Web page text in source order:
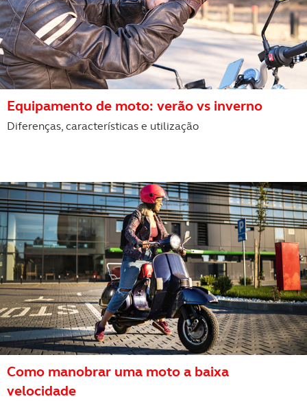
Equipamento de moto: verão vs inverno
Diferenças, características e utilização
Como manobrar uma moto a baixa
velocidade